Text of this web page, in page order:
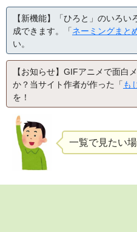
【新機能】「ひろと」のいろい
成できます。「ネーミングまと
い。
【お知らせ】GIFアニメで面白
か？当サイト作者が作った「 も
を！
一覧で見たい